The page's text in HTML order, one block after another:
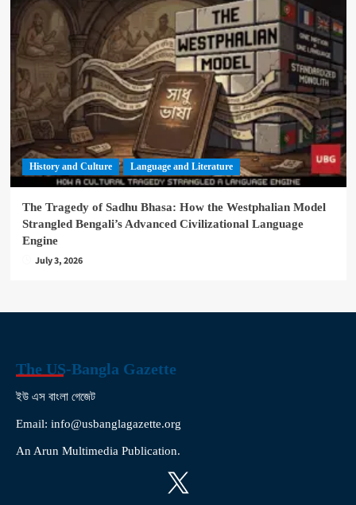
History and Culture Language and Literature
The Tragedy of Sadhu Bhasa: How the Westphalian Model
Strangled Bengali’s Advanced Civilizational Language
Engine
July 3, 2026
The US-Bangla Gazette
ইউ এস বাংলা গেজেট
Email: info@usbanglagazette.org
An Arun Multimedia Publication.
X